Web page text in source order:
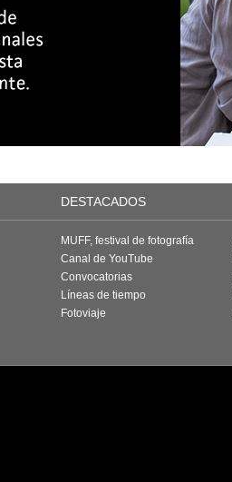
DESTACADOS
MUFF, festival de fotografía
Canal de YouTube
Convocatorias
Líneas de tiempo
Fotoviaje